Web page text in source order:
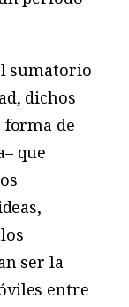
sumatorio
dichos
de
que
ser la
entre